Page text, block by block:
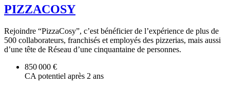
PIZZACOSY
Rejoindre “PizzaCosy”, c’est bénéficier de l’expérience de plus de
500 collaborateurs, franchisés et employés des pizzerias, mais aussi
d’une tête de Réseau d’une cinquantaine de personnes.
850 000 €
CA potentiel après 2 ans